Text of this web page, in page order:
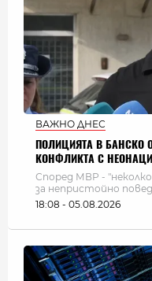
ВАЖНО ДНЕС
ПОЛИЦИЯТА В БАНСКО
КОНФЛИКТА С
Според МВР -
за непристойно
18:08 - 05.08.2026